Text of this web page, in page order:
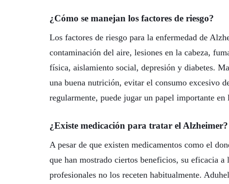
¿Cómo se manejan los factores de riesgo?
Los factores de riesgo para la enfermedad de
contaminación del aire, lesiones en la cabeza,
física, aislamiento social, depresión y diabetes.
una buena nutrición, evitar el consumo excesivo
regularmente, puede jugar un papel importante
¿Existe medicación para tratar el Alzheimer?
A pesar de que existen medicamentos como el
que han mostrado ciertos beneficios, su eficacia
profesionales no los receten habitualmente.